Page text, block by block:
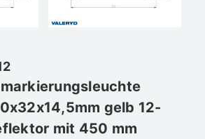
gelb 12-
mit 450 mm